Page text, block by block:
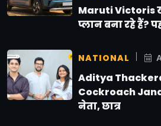
Maruti Victoris
प्लान बना रहे हैं?
NATIONAL
Aditya
Cockroach
नेता, छात्र